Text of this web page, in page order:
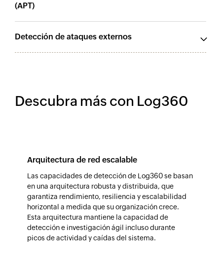
(APT)
Detección de ataques externos
Descubra más con Log360
Arquitectura de red escalable
Las capacidades de detección de Log360 se basan
en una arquitectura robusta y distribuida, que
garantiza rendimiento, resiliencia y escalabilidad
horizontal a medida que su organización crece.
Esta arquitectura mantiene la capacidad de
detección e investigación ágil incluso durante
picos de actividad y caídas del sistema.